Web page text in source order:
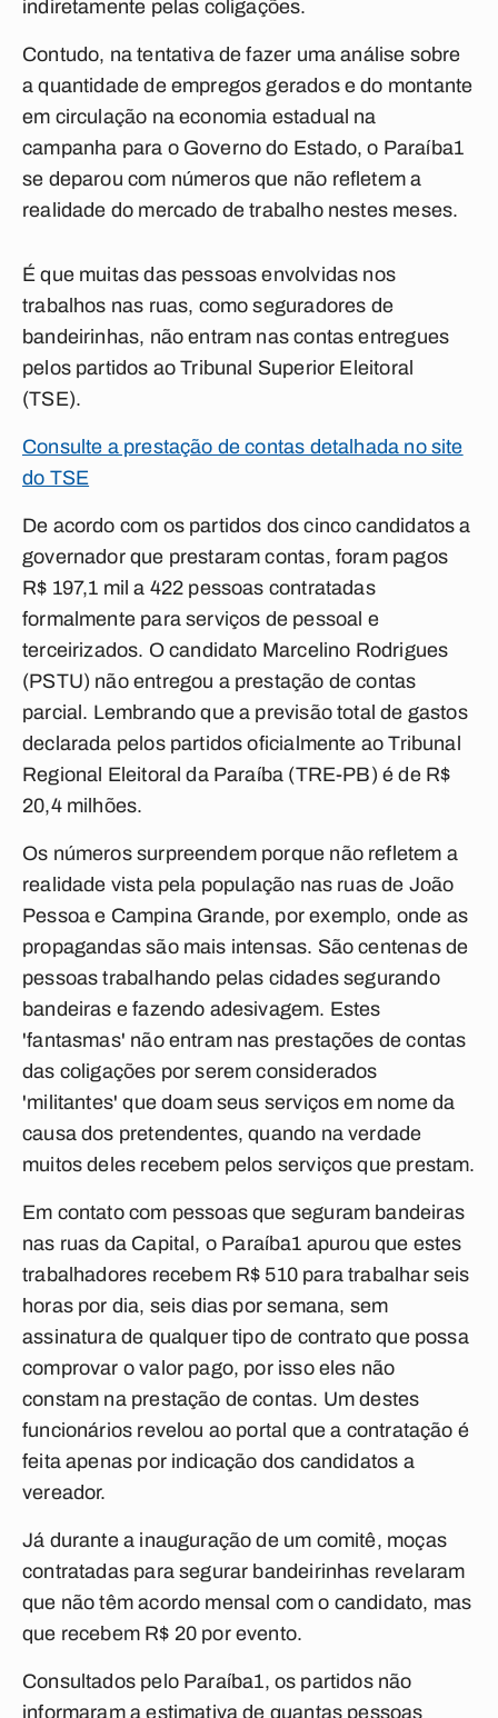
indiretamente pelas coligações.
Contudo, na tentativa de fazer uma análise sobre
a quantidade de empregos gerados e do montante
em circulação na economia estadual na
campanha para o Governo do Estado, o Paraíba1
se deparou com números que não refletem a
realidade do mercado de trabalho nestes meses.
É que muitas das pessoas envolvidas nos
trabalhos nas ruas, como seguradores de
bandeirinhas, não entram nas contas entregues
pelos partidos ao Tribunal Superior Eleitoral
(TSE).
Consulte a prestação de contas detalhada no site
do TSE
De acordo com os partidos dos cinco candidatos a
governador que prestaram contas, foram pagos
R$ 197,1 mil a 422 pessoas contratadas
formalmente para serviços de pessoal e
terceirizados. O candidato Marcelino Rodrigues
(PSTU) não entregou a prestação de contas
parcial. Lembrando que a previsão total de gastos
declarada pelos partidos oficialmente ao Tribunal
Regional Eleitoral da Paraíba (TRE-PB) é de R$
20,4 milhões.
Os números surpreendem porque não refletem a
realidade vista pela população nas ruas de João
Pessoa e Campina Grande, por exemplo, onde as
propagandas são mais intensas. São centenas de
pessoas trabalhando pelas cidades segurando
bandeiras e fazendo adesivagem. Estes
'fantasmas' não entram nas prestações de contas
das coligações por serem considerados
'militantes' que doam seus serviços em nome da
causa dos pretendentes, quando na verdade
muitos deles recebem pelos serviços que prestam.
Em contato com pessoas que seguram bandeiras
nas ruas da Capital, o Paraíba1 apurou que estes
trabalhadores recebem R$ 510 para trabalhar seis
horas por dia, seis dias por semana, sem
assinatura de qualquer tipo de contrato que possa
comprovar o valor pago, por isso eles não
constam na prestação de contas. Um destes
funcionários revelou ao portal que a contratação é
feita apenas por indicação dos candidatos a
vereador.
Já durante a inauguração de um comitê, moças
contratadas para segurar bandeirinhas revelaram
que não têm acordo mensal com o candidato, mas
que recebem R$ 20 por evento.
Consultados pelo Paraíba1, os partidos não
informaram a estimativa de quantas pessoas